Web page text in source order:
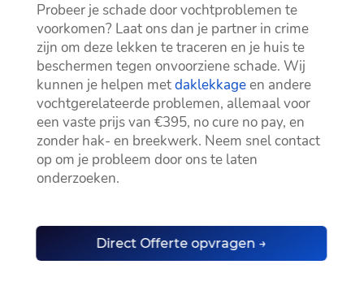
Probeer je schade door vochtproblemen te
voorkomen? Laat ons dan je partner in crime
zijn om deze lekken te traceren en je huis te
beschermen tegen onvoorziene schade.​ Wij
kunnen je helpen metdaklekkageen andere
vochtgerelateerde problemen, allemaal voor
een vaste prijs van €395, no cure no pay, en
zonder hak- en breekwerk.​ Neem snel contact
op om je probleem door ons te laten
onderzoeken.​
Direct Offerte opvragen →